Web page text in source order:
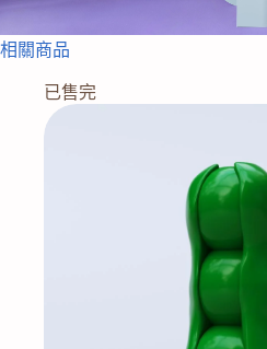
相關商品
已售完